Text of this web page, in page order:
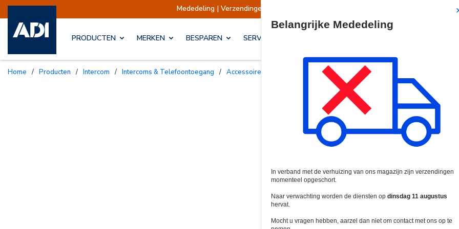
Mededeling | Verzendingen opgeschort Verzendingen worden op dinsdag 11
PRODUCTEN MERKEN BESPAREN SERVICES & OPLOSSINGEN
Home / Producten / Intercom / Intercoms & Telefoontoegang / Accessoires voor intercom en telefoontoegang